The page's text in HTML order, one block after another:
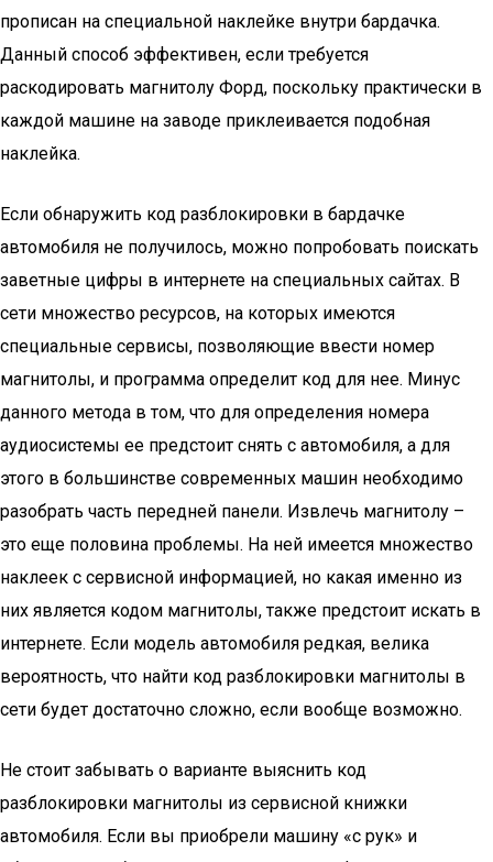
прописан на специальной наклейке внутри бардачка.
Данный способ эффективен, если требуется
раскодировать магнитолу Форд, поскольку практически в
каждой машине на заводе приклеивается подобная
наклейка.
Если обнаружить код разблокировки в бардачке
автомобиля не получилось, можно попробовать поискать
заветные цифры в интернете на специальных сайтах. В
сети множество ресурсов, на которых имеются
специальные сервисы, позволяющие ввести номер
магнитолы, и программа определит код для нее. Минус
данного метода в том, что для определения номера
аудиосистемы ее предстоит снять с автомобиля, а для
этого в большинстве современных машин необходимо
разобрать часть передней панели. Извлечь магнитолу –
это еще половина проблемы. На ней имеется множество
наклеек с сервисной информацией, но какая именно из
них является кодом магнитолы, также предстоит искать в
интернете. Если модель автомобиля редкая, велика
вероятность, что найти код разблокировки магнитолы в
сети будет достаточно сложно, если вообще возможно.
Не стоит забывать о варианте выяснить код
разблокировки магнитолы из сервисной книжки
автомобиля. Если вы приобрели машину «с рук» и